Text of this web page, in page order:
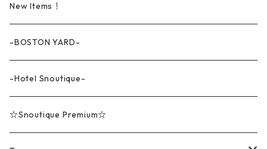
New Items！
-BOSTON YARD-
-Hotel Snoutique-
☆Snoutique Premium☆